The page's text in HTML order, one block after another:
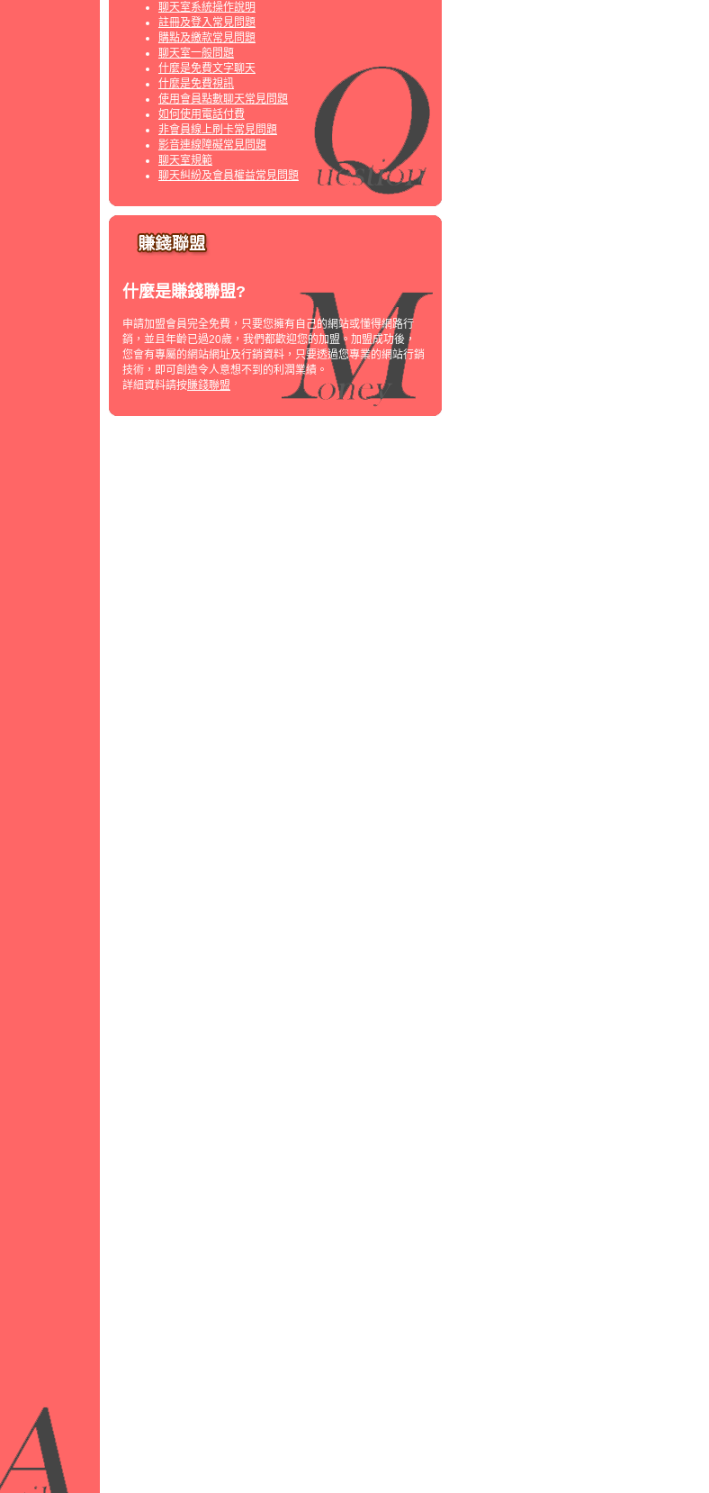
聊天室系統操作說明
註冊及登入常見問題
購點及繳款常見問題
聊天室一般問題
什麼是免費文字聊天
什麼是免費視訊
使用會員點數聊天常見問題
如何使用電話付費
非會員線上刷卡常見問題
影音連線障礙常見問題
聊天室規範
聊天糾紛及會員權益常見問題
什麼是賺錢聯盟?
申請加盟會員完全免費，只要您擁有自己的網站或懂得網路行
銷，並且年齡已過20歲，我們都歡迎您的加盟。加盟成功後，
您會有專屬的網站網址及行銷資料，只要透過您專業的網站行銷
技術，即可創造令人意想不到的利潤業績。
詳細資料請按賺錢聯盟